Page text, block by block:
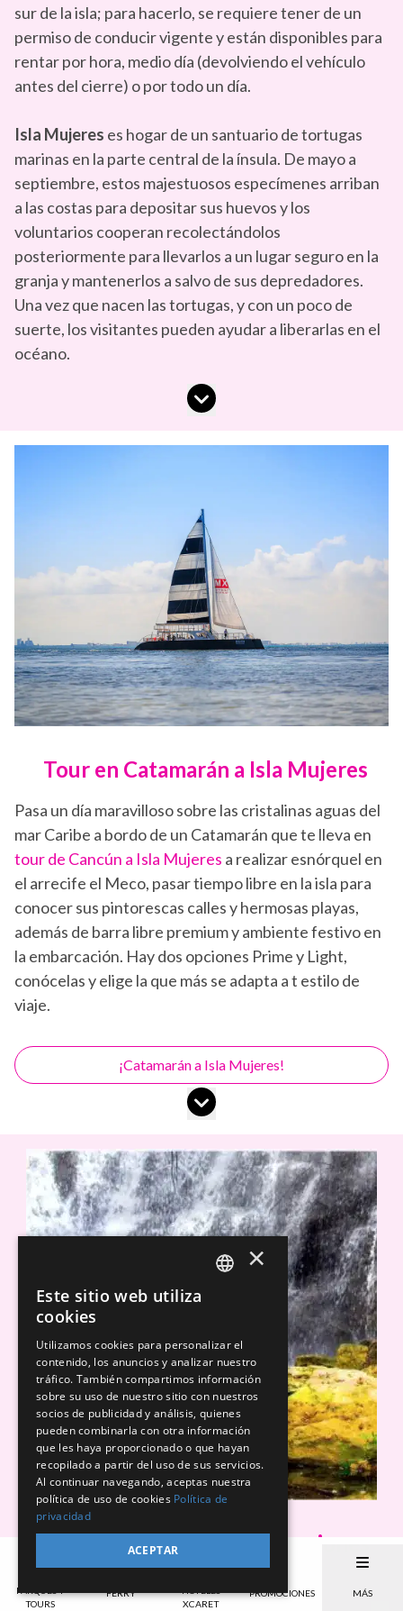
sur de la isla; para hacerlo, se requiere tener de un
permiso de conducir vigente y están disponibles para
rentar por hora, medio día (devolviendo el vehículo
antes del cierre) o por todo un día.
Isla Mujeres es hogar de un santuario de tortugas
marinas en la parte central de la ínsula. De mayo a
septiembre, estos majestuosos especímenes arriban
a las costas para depositar sus huevos y los
voluntarios cooperan recolectándolos
posteriormente para llevarlos a un lugar seguro en la
granja y mantenerlos a salvo de sus depredadores.
Una vez que nacen las tortugas, y con un poco de
suerte, los visitantes pueden ayudar a liberarlas en el
océano.
Tour en Catamarán a Isla Mujeres
Pasa un día maravilloso sobre las cristalinas aguas del
mar Caribe a bordo de un Catamarán que te lleva en
tour de Cancún a Isla Mujeres a realizar esnórquel en
el arrecife el Meco, pasar tiempo libre en la isla para
conocer sus pintorescas calles y hermosas playas,
además de barra libre premium y ambiente festivo en
la embarcación. Hay dos opciones Prime y Light,
conócelas y elige la que más se adapta a t estilo de
viaje.
¡Catamarán a Isla Mujeres!
Descubre las mejores atracciones
en Isla Mujeres
PARQUES Y
TOURS
FERRY
XCARET
PROMOCIONES MÁS
PT
×
Este sitio web utiliza
cookies
Utilizamos cookies para personalizar el
contenido, los anuncios y analizar nuestro
tráfico. También compartimos información
sobre su uso de nuestro sitio con nuestros
socios de publicidad y análisis, quienes
pueden combinarla con otra información
que les haya proporcionado o que hayan
recopilado a partir del uso de sus servicios.
Al continuar navegando, aceptas nuestra
política de uso de cookies Política de
privacidad
ACEPTAR